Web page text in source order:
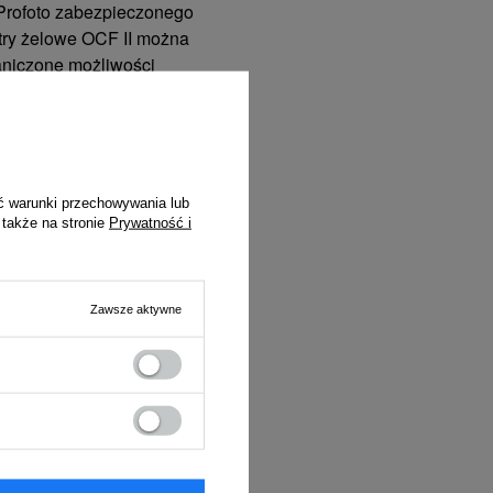
zabezpieczonego
żelowe OCF II można
możliwości
warunki przechowywania lub
na stronie Prywatność i
Zawsze aktywne